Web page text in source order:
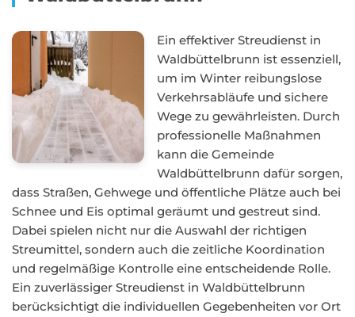
Ein effektiver Streudienst in
Waldbüttelbrunn ist essenziell,
um im Winter reibungslose
Verkehrsabläufe und sichere
Wege zu gewährleisten. Durch
professionelle Maßnahmen
kann die Gemeinde
Waldbüttelbrunn dafür sorgen,
dass Straßen, Gehwege und öffentliche Plätze auch bei
Schnee und Eis optimal geräumt und gestreut sind.
Dabei spielen nicht nur die Auswahl der richtigen
Streumittel, sondern auch die zeitliche Koordination
und regelmäßige Kontrolle eine entscheidende Rolle.
Ein zuverlässiger Streudienst in Waldbüttelbrunn
berücksichtigt die individuellen Gegebenheiten vor Ort